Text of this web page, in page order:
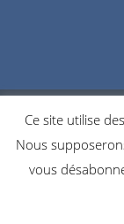
© 2021
Ce site utilise
Nous
vous